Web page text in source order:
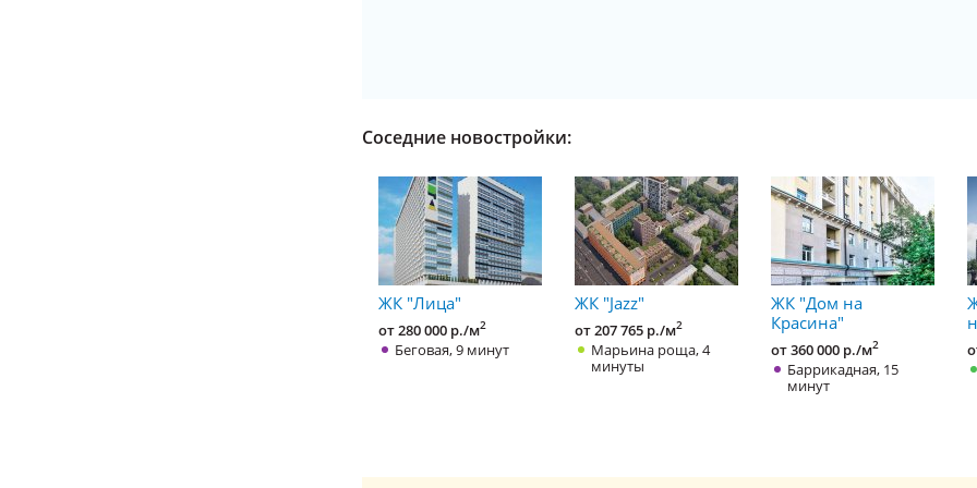
Соседние новостройки:
ЖК "Лица"
от 280 000 р./м2
Беговая, 9 минут
ЖК "Jazz"
от 207 765 р./м2
Марьина роща, 4
минуты
ЖК "Дом на
Красина"
от 360 000 р./м2
Баррикадная, 15
минут